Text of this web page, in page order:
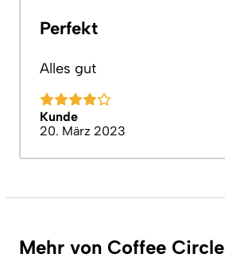
Perfekt
Alles gut
Kunde
20. März 2023
Mehr von Coffee Circle